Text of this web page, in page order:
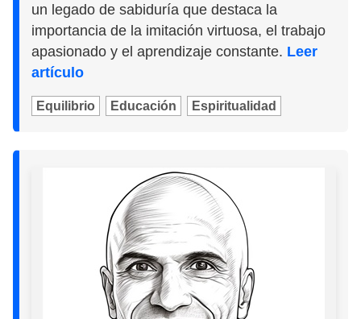
un legado de sabiduría que destaca la
importancia de la imitación virtuosa, el trabajo
apasionado y el aprendizaje constante. Leer
artículo
Equilibrio Educación Espiritualidad